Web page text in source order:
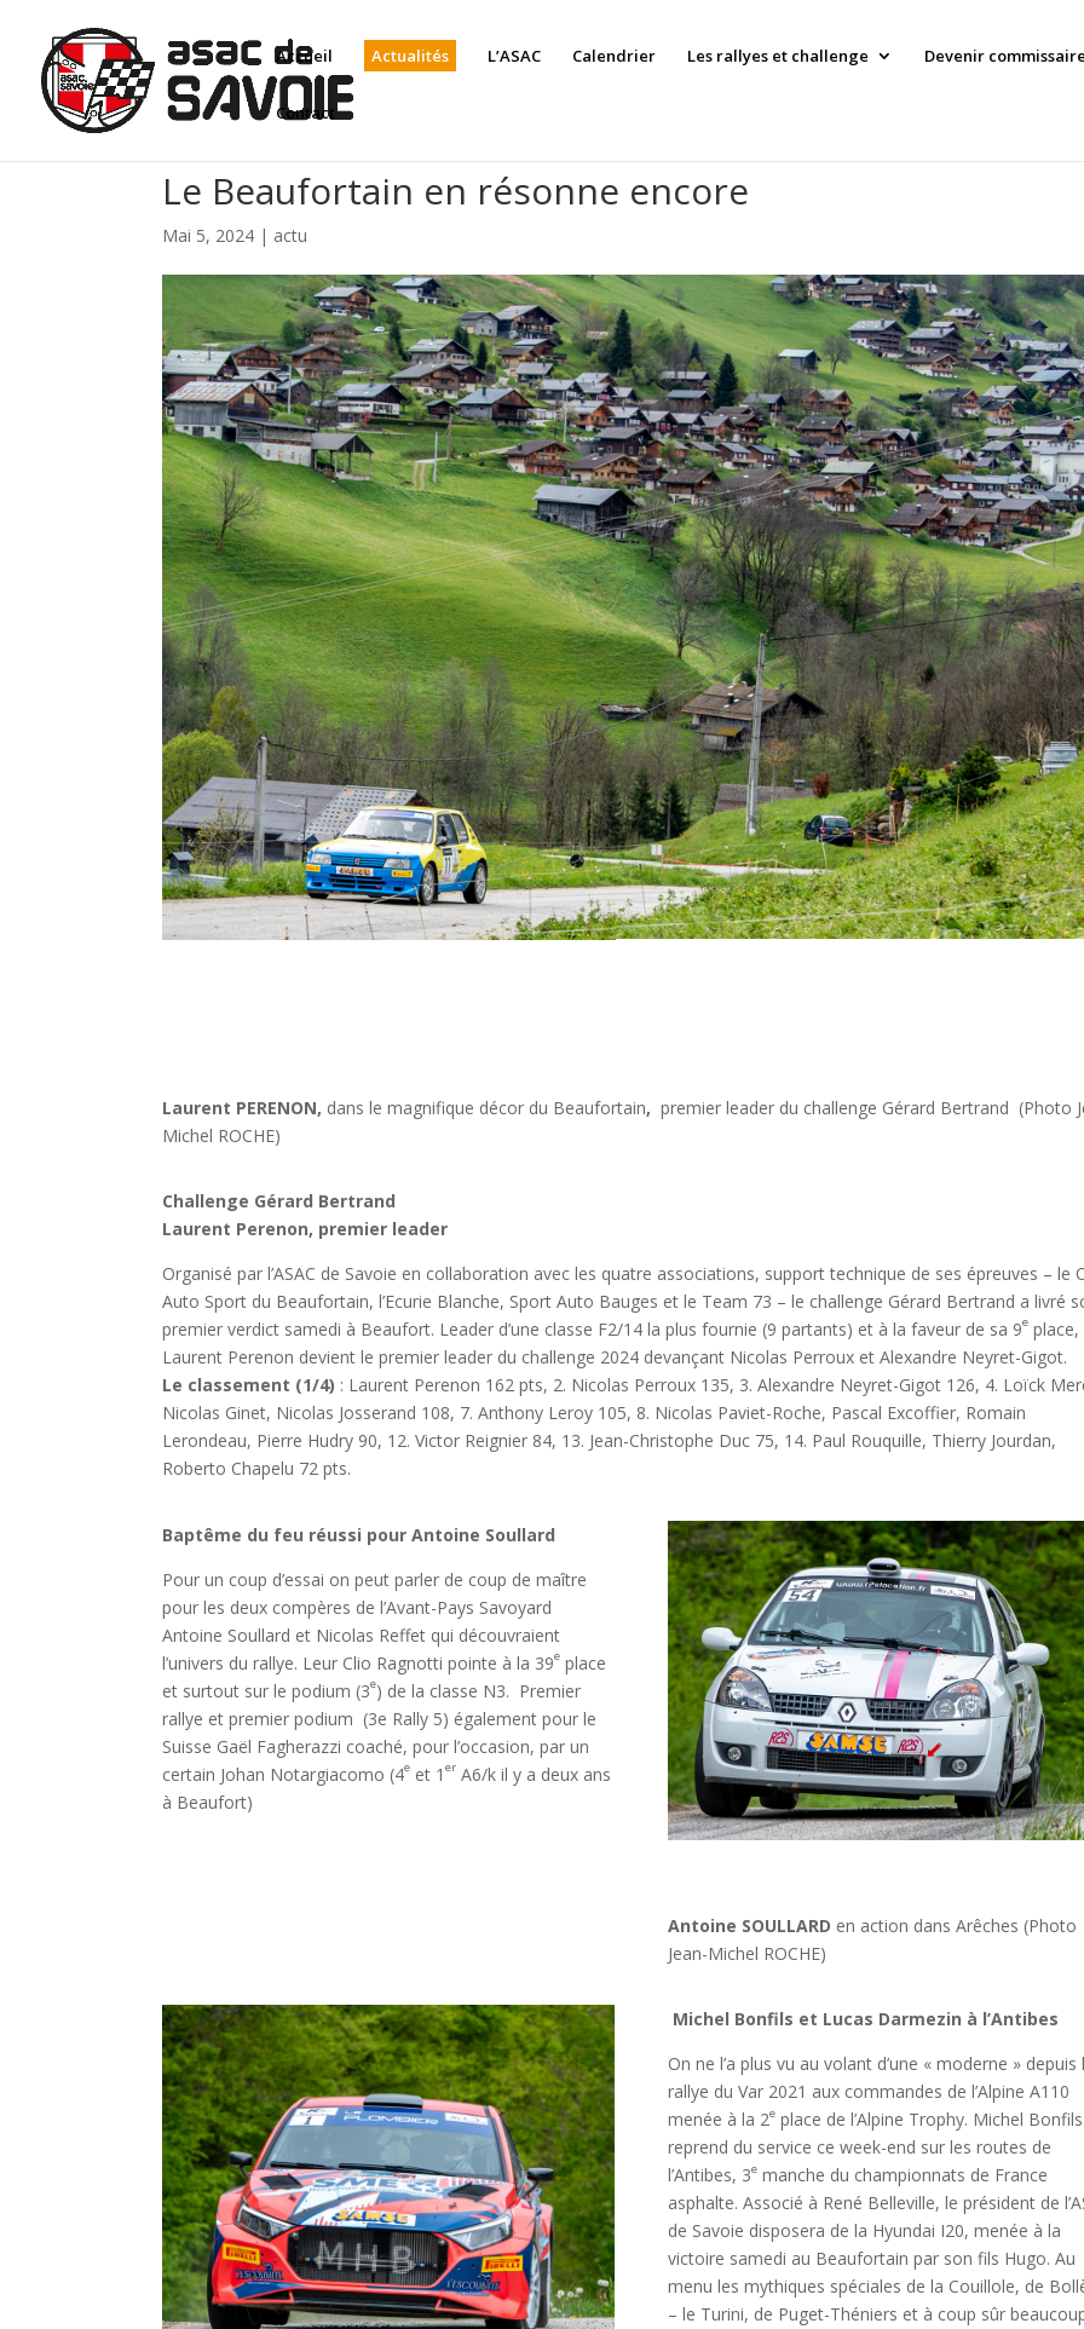
Accueil Actualités L’ASAC Calendrier Les rallyes et challenge Devenir
Contact
Le Beaufortain en résonne encore
Mai 5, 2024 | actu
Laurent PERENON, dans le magnifique décor du Beaufortain, premier leader du challenge Gérard Bertrand (Photo
Michel ROCHE)
Challenge Gérard Bertrand
Laurent Perenon, premier leader
Organisé par l’ASAC de Savoie en collaboration avec les quatre associations, support technique de ses épreuves – le
Auto Sport du Beaufortain, l’Ecurie Blanche, Sport Auto Bauges et le Team 73 – le challenge Gérard Bertrand a livré
premier verdict samedi à Beaufort. Leader d’une classe F2/14 la plus fournie (9 partants) et à la faveur de sa 9e place,
Laurent Perenon devient le premier leader du challenge 2024 devançant Nicolas Perroux et Alexandre Neyret-Gigot.
Le classement (1/4) : Laurent Perenon 162 pts, 2. Nicolas Perroux 135, 3. Alexandre Neyret-Gigot 126, 4. Loïck
Nicolas Ginet, Nicolas Josserand 108, 7. Anthony Leroy 105, 8. Nicolas Paviet-Roche, Pascal Excoffier, Romain
Lerondeau, Pierre Hudry 90, 12. Victor Reignier 84, 13. Jean-Christophe Duc 75, 14. Paul Rouquille, Thierry Jourdan,
Roberto Chapelu 72 pts.
Baptême du feu réussi pour Antoine Soullard
Pour un coup d’essai on peut parler de coup de maître
pour les deux compères de l’Avant-Pays Savoyard
Antoine Soullard et Nicolas Reffet qui découvraient
l’univers du rallye. Leur Clio Ragnotti pointe à la 39e place
et surtout sur le podium (3e) de la classe N3. Premier
rallye et premier podium (3e Rally 5) également pour le
Suisse Gaël Fagherazzi coaché, pour l’occasion, par un
certain Johan Notargiacomo (4e et 1er A6/k il y a deux ans
à Beaufort)
Antoine SOULLARD en action dans Arêches (Photo
Jean-Michel ROCHE)
Michel Bonfils et Lucas Darmezin à l’Antibes
On ne l’a plus vu au volant d’une « moderne » depuis
rallye du Var 2021 aux commandes de l’Alpine A110
menée à la 2eplace de l’Alpine Trophy. Michel Bonfils
reprend du service ce week-end sur les routes de
l’Antibes, 3emanche du championnats de France
asphalte. Associé à René Belleville, le président de
de Savoie disposera de la Hyundai I20, menée à la
victoire samedi au Beaufortain par son fils Hugo. Au
menu les mythiques spéciales de la Couillole, de
– le Turini, de Puget-Théniers et à coup sûr